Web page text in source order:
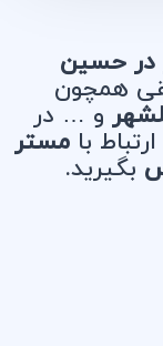
در حسین
همچون
و … در
بامستر
بگیرید.